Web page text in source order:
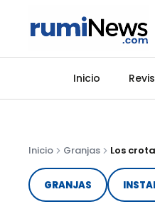
Inicio
Inicio Granjas
GRANJAS